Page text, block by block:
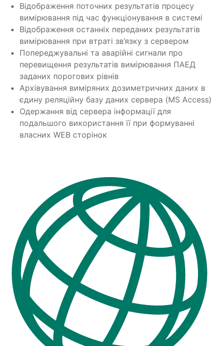
Відображення поточних результатів процесу
вимірювання під час функціонування в системі
Відображення останніх переданих результатів
вимірювання при втраті зв’язку з сервером
Попереджувальні та аварійні сигнали про
перевищення результатів вимірювання ПАЕД
заданих порогових рівнів
Архівування виміряних дозиметричних даних в
єдину реляційну базу даних сервера (MS Access)
Одержання від сервера інформації для
подальшого використання її при формуванні
власних WEB сторінок